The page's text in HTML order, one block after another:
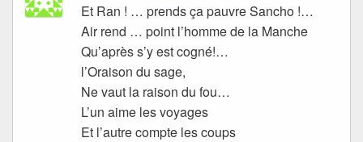
Et Ran ! … prends ça pauvre Sancho !…
Air rend … point l’homme de la Manche
Qu’après s’y est cogné!…
l’Oraison du sage,
Ne vaut la raison du fou…
L’un aime les voyages
Et l’autre compte les coups